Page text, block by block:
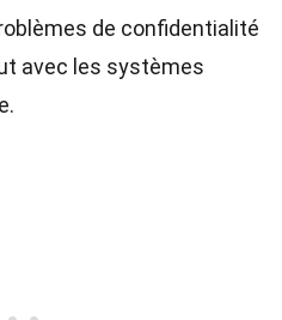
de confidentialité
avec les systèmes